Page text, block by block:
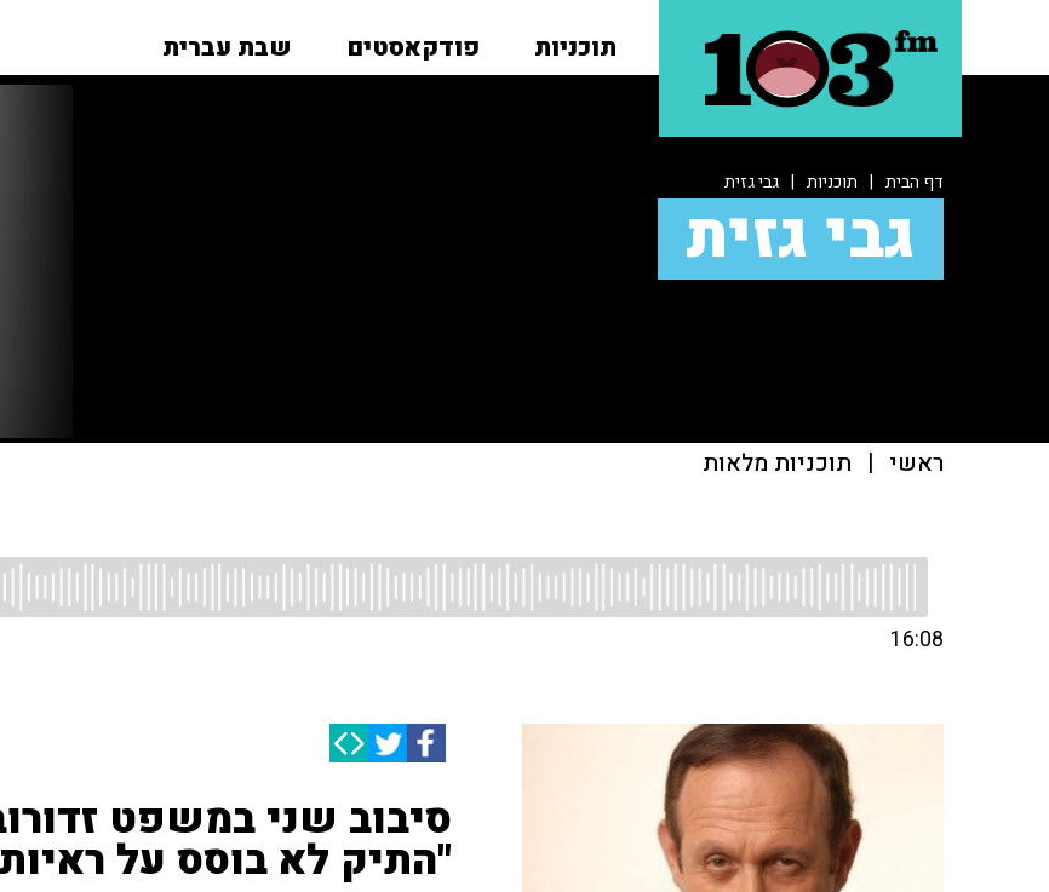
תוכניות פודקאסטים שבת עברית
דף הבית | תוכניות | גבי גזית
גבי גזית
ראשי | תוכניות מלאות
16:08
סיבוב שני במשפט
"התיק לא בוסס על